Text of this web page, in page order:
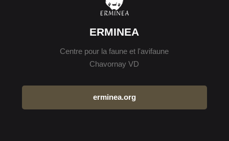
ERMINEA
Centre pour la faune et l'avifaune
Chavornay VD
erminea.org